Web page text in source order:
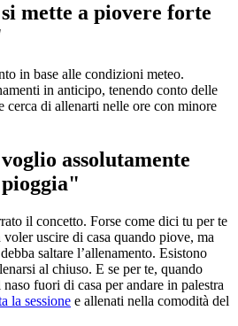
mette a piovere forte
in base alle condizioni meteo.
in anticipo, tenendo conto delle
cerca di allenarti nelle ore con minore
assolutamente
il concetto. Forse come dici tu per te
uscire di casa quando piove, ma
saltare l’allenamento. Esistono
al chiuso. E se per te, quando
fuori di casa per andare in palestra
la sessione e allenati nella comodità del